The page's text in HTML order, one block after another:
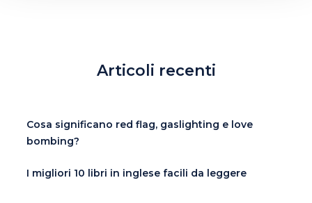
Articoli recenti
Cosa significano red flag, gaslighting e love
bombing?
I migliori 10 libri in inglese facili da leggere